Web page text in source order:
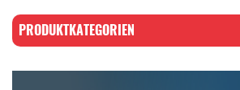
PRODUKTKATEGORIEN